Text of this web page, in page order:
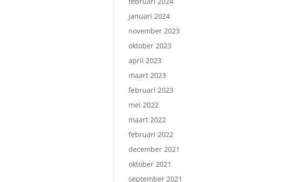
januari 2024
november 2023
oktober 2023
april 2023
maart 2023
februari 2023
mei 2022
maart 2022
februari 2022
december 2021
oktober 2021
september 2021